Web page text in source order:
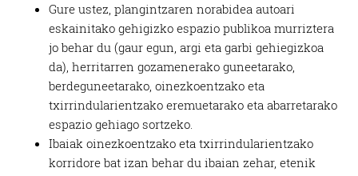
Gure ustez, plangintzaren norabidea autoari
eskainitako gehigizko espazio publikoa murriztera
jo behar du (gaur egun, argi eta garbi gehiegizkoa
da), herritarren gozamenerako guneetarako,
berdeguneetarako, oinezkoentzako eta
txirrindularientzako eremuetarako eta abarretarako
espazio gehiago sortzeko.
Ibaiak oinezkoentzako eta txirrindularientzako
korridore bat izan behar du ibaian zehar, etenik